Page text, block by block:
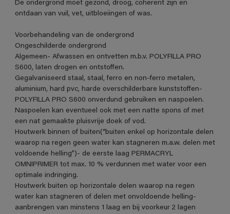
De ondergrond moet gezond, droog, coherent zijn en
ontdaan van vuil, vet, uitbloeiingen of was.
Voorbehandeling van de ondergrond
Ongeschilderde ondergrond
Algemeen- Afwassen en ontvetten m.b.v. POLYFILLA PRO
S600, laten drogen en ontstoffen.
Gegalvaniseerd staal, staal, ferro en non-ferro metalen,
aluminium, hard pvc, harde overschilderbare kunststoffen-
POLYFILLA PRO S600 onverdund gebruiken en naspoelen.
Naspoelen kan eventueel ook met een natte spons of met
een nat gemaakte pluisvrije doek of vod.
Houtwerk binnen of buiten(“buiten enkel op horizontale delen
waarop na regen geen water kan stagneren m.a.w. delen met
voldoende helling”)- de eerste laag PERMACRYL
OMNIPRIMER tot max. 10 % verdunnen met water voor een
optimale indringing.
Houtwerk buiten op horizontale delen waarop na regen
water kan stagneren of delen met onvoldoende helling-
aanbrengen van minstens 1 laag en bij voorkeur 2 lagen